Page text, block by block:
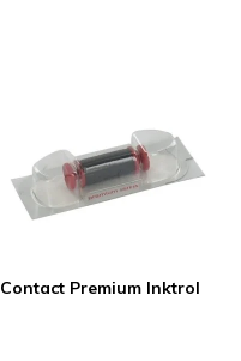
Contact Premium Inktrol